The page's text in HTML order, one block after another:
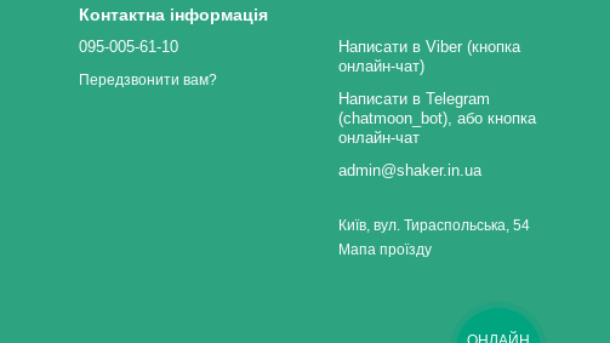
Контактна інформація
095-005-61-10
Передзвонити вам?
Написати в Viber (кнопка
онлайн-чат)
Написати в Telegram
(chatmoon_bot), або кнопка
онлайн-чат
admin@shaker.in.ua
Київ, вул. Тираспольська, 54
Мапа проїзду